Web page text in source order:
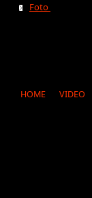
HOME VIDEO
Foto